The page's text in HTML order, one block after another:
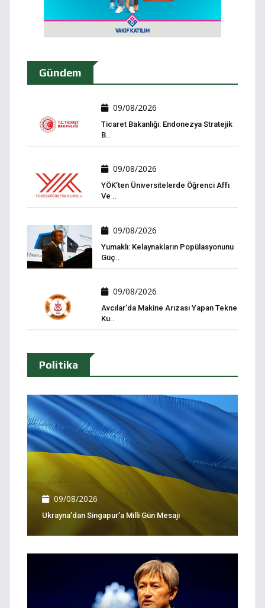
Gündem
09/08/2026
Ticaret Bakanlığı: Endonezya Stratejik
B..
09/08/2026
YÖK’ten Üniversitelerde Öğrenci Affı
Ve ..
09/08/2026
Yumaklı: Kelaynakların Popülasyonunu
Güç..
09/08/2026
Avcılar’da Makine Arızası Yapan Tekne
Ku..
Politika
09/08/2026
Ukrayna’dan Singapur’a Milli Gün Mesajı